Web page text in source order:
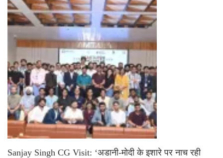
Sanjay Singh CG Visit: ‘अडानी-मोदी के इशारे पर नाच रही